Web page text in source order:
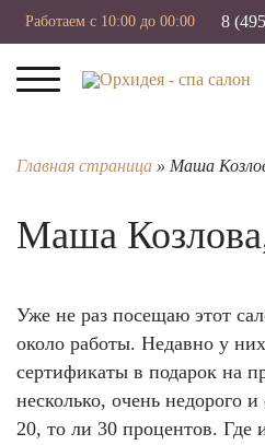
Работаем с 10:00 до 00:00 8
Главная страница » Маша
Маша
Уже не раз посещаю этот
около работы. Недавно у
сертификаты в подарок на
несколько, очень недорого
20, то ли 30 процентов. Где